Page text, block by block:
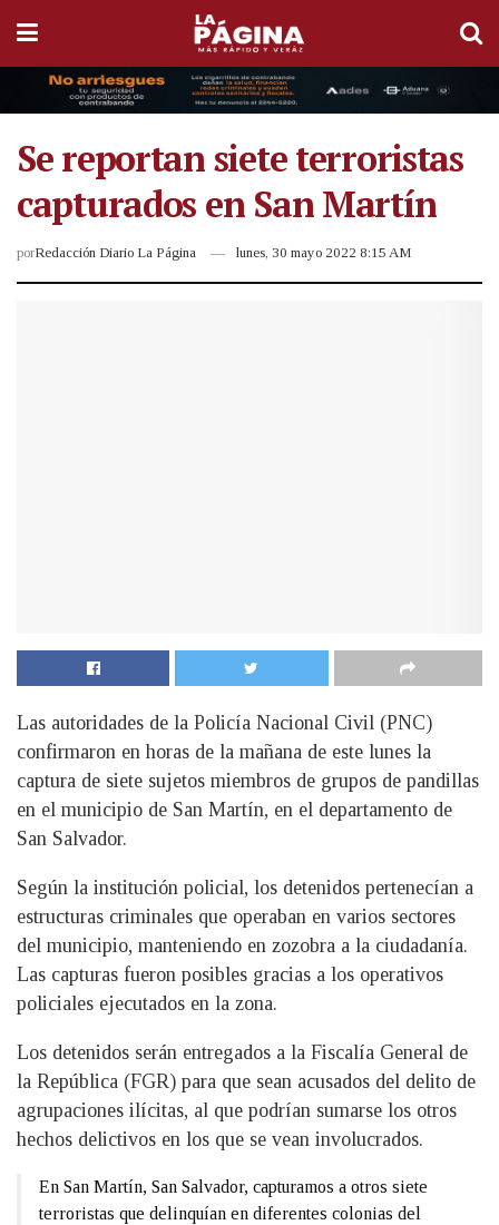
Se reportan siete terroristas
capturados en San Martín
porRedacción Diario La Página lunes, 30 mayo 2022 8:15 AM
Las autoridades de la Policía Nacional Civil (PNC)
confirmaron en horas de la mañana de este lunes la
captura de siete sujetos miembros de grupos de pandillas
en el municipio de San Martín, en el departamento de
San Salvador.
Según la institución policial, los detenidos pertenecían a
estructuras criminales que operaban en varios sectores
del municipio, manteniendo en zozobra a la ciudadanía.
Las capturas fueron posibles gracias a los operativos
policiales ejecutados en la zona.
Los detenidos serán entregados a la Fiscalía General de
la República (FGR) para que sean acusados del delito de
agrupaciones ilícitas, al que podrían sumarse los otros
hechos delictivos en los que se vean involucrados.
En San Martín, San Salvador, capturamos a otros siete
terroristas que delinquían en diferentes colonias del